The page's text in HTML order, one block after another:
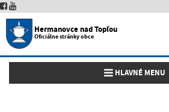
Hermanovce nad Topľou
Oficiálne stránky obce
Toggle navigation
HLAVNÉ MENU